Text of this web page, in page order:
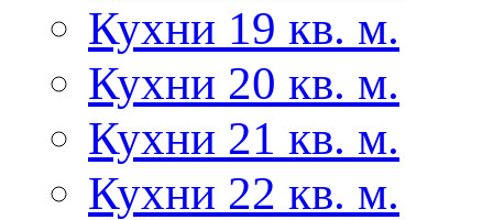
Кухни 19 кв. м.
Кухни 20 кв. м.
Кухни 21 кв. м.
Кухни 22 кв. м.